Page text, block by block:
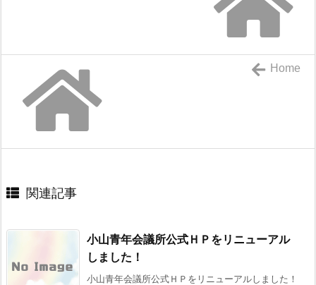
Home
関連記事
小山青年会議所公式ＨＰをリニューアル
しました！
小山青年会議所公式ＨＰをリニューアルしました！